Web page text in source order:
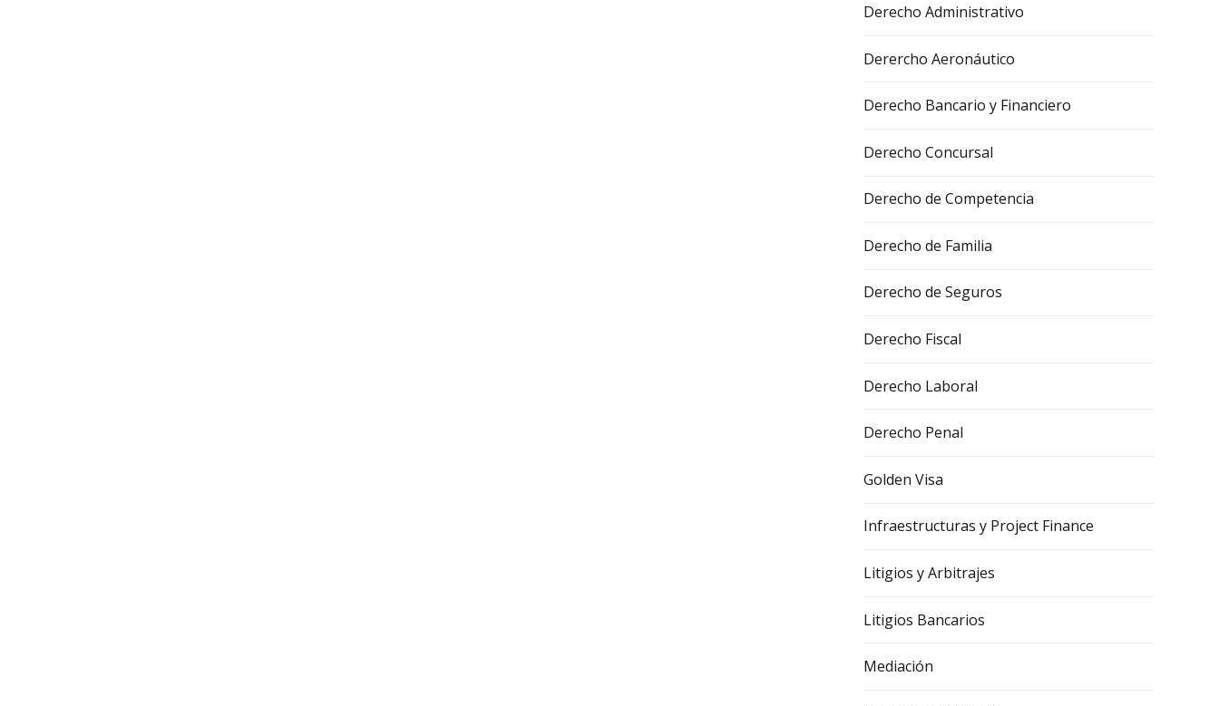
Derecho Administrativo
Derercho Aeronáutico
Derecho Bancario y Financiero
Derecho Concursal
Derecho de Competencia
Derecho de Familia
Derecho de Seguros
Derecho Fiscal
Derecho Laboral
Derecho Penal
Golden Visa
Infraestructuras y Project Finance
Litigios y Arbitrajes
Litigios Bancarios
Mediación